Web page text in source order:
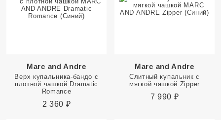
Marc and Andre
Верх купальника-бандо с
плотной чашкой Dramatic
Romance
2 360 ₽
Marc and Andre
Слитный купальник с
мягкой чашкой Zipper
7 990 ₽